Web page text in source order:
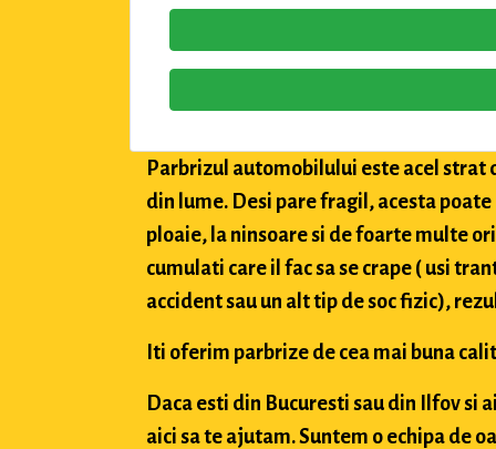
Parbrizul automobilului este acel strat
din lume. Desi pare fragil, acesta
ploaie, la ninsoare si de foarte multe
cumulati care il fac sa se crape ( usi
accident sau un alt tip de soc fizic),
Iti oferim parbrize de cea mai buna
Daca esti din Bucuresti sau din Ilfov si
aici sa te ajutam. Suntem o echipa de